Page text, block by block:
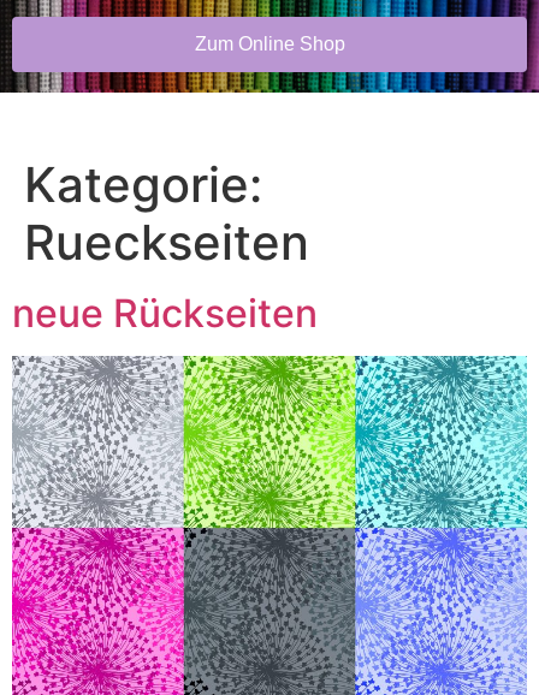
Zum Online Shop
Kategorie:
Rueckseiten
neue Rückseiten